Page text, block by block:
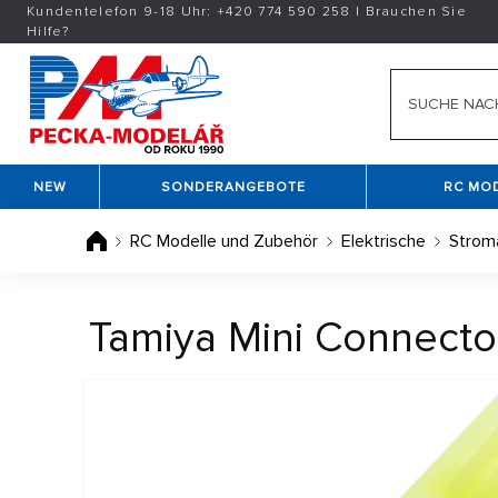
Kundentelefon 9-18 Uhr: +420774 590 258 | Brauchen Sie
Hilfe?
NEW SONDERANGEBOTE RC
RC Modelle und Zubehör Elektrische
Tamiya Mini